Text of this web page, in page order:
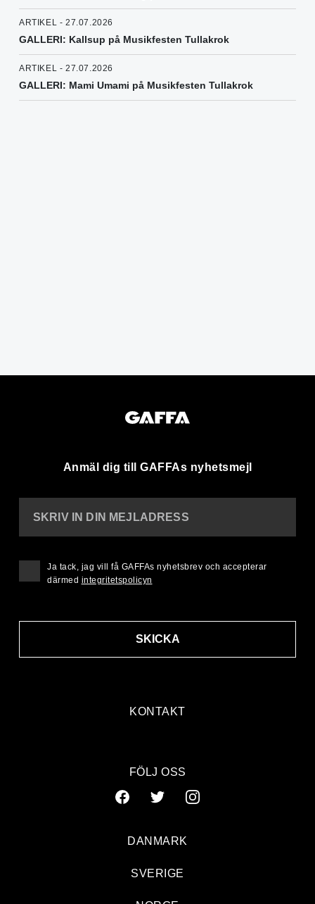
ARTIKEL - 27.07.2026
GALLERI: Kallsup på Musikfesten Tullakrok
ARTIKEL - 27.07.2026
GALLERI: Mami Umami på Musikfesten Tullakrok
Anmäl dig till GAFFAs nyhetsmejl
KONTAKT
SKRIV IN DIN MEJLADRESS
SKICKA
Ja tack, jag vill få GAFFAs nyhetsbrev och accepterar
därmed integritetspolicyn
FÖLJ OSS
DANMARK
SVERIGE